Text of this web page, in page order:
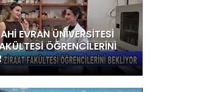
EVRAN ÜNİVERSİTESİ
ÖĞRENCİLERİNİ